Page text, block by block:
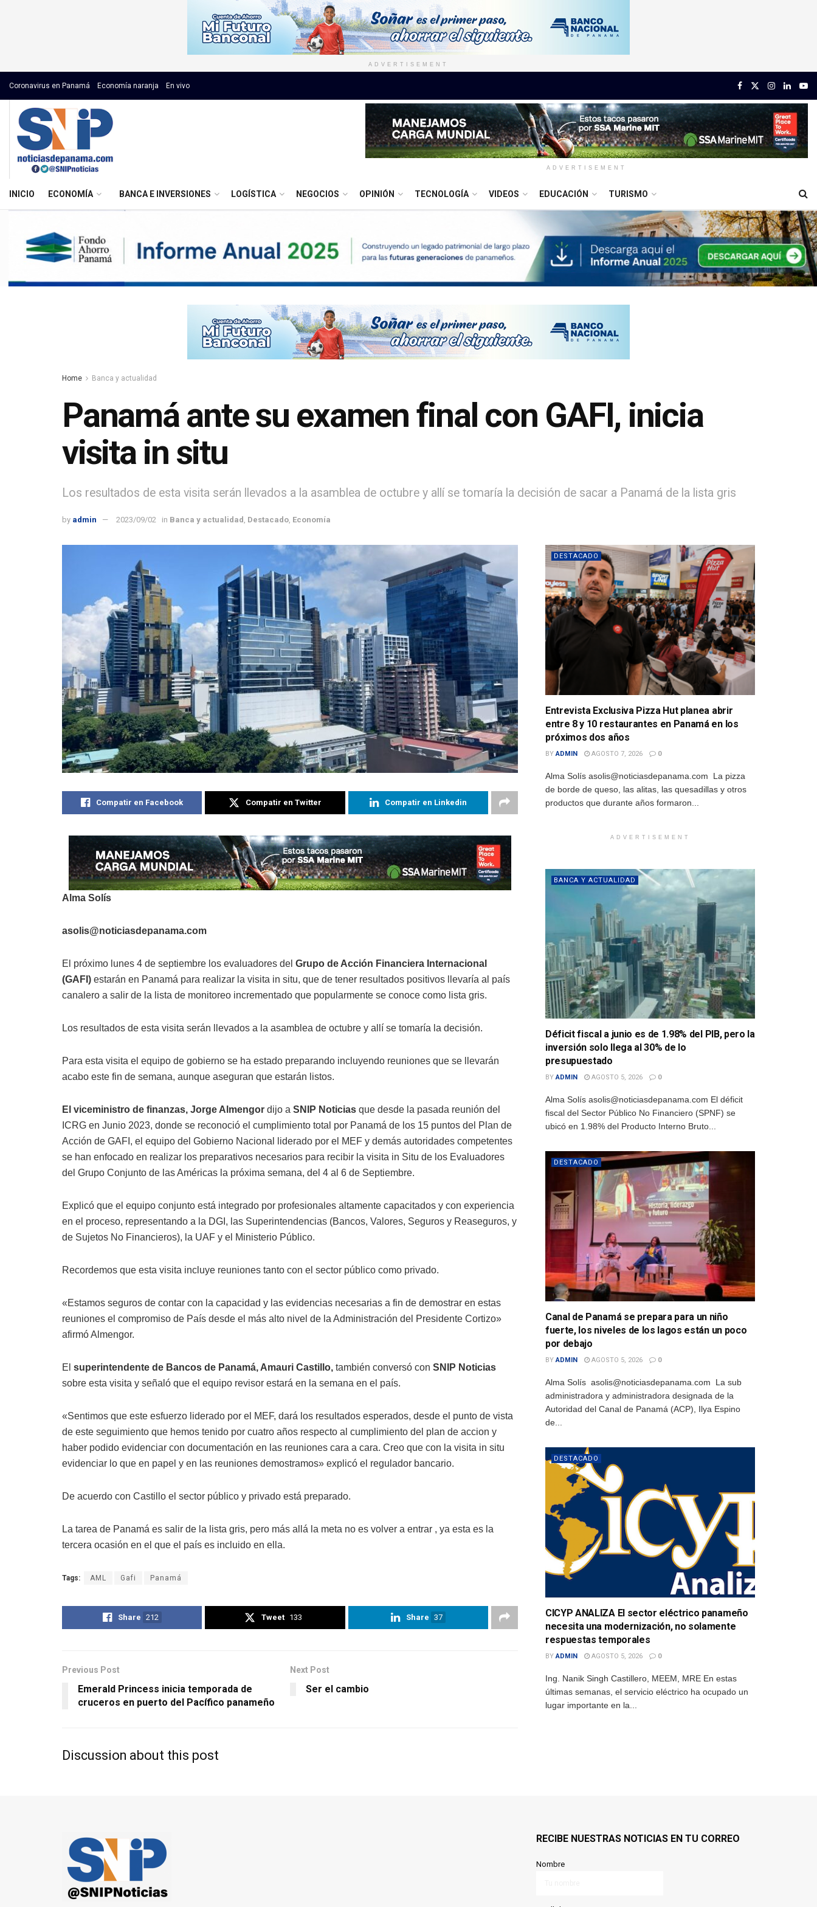
ADVERTISEMENT
Coronavirus en Panamá Economía naranja En vivo
ADVERTISEMENT
INICIO ECONOMÍA BANCA E INVERSIONES LOGÍSTICA NEGOCIOS OPINIÓN TECNOLOGÍA VIDEOS EDUCACIÓN TURISMO
Home Banca y actualidad
Panamá ante su examen final con GAFI, inicia
visita in situ
Los resultados de esta visita serán llevados a la asamblea de octubre y allí se tomaría la decisión de sacar a Panamá de la lista gris
by admin 2023/09/02 in Banca y actualidad Destacado Economía
Compatir en Facebook Compatir en Twitter Compatir en Linkedin
Alma Solís
asolis@noticiasdepanama.com
El próximo lunes 4 de septiembre los evaluadores del Grupo de Acción Financiera Internacional
(GAFI) estarán en Panamá para realizar la visita in situ, que de tener resultados positivos llevaría al país
canalero a salir de la lista de monitoreo incrementado que popularmente se conoce como lista gris.
Los resultados de esta visita serán llevados a la asamblea de octubre y allí se tomaría la decisión.
Para esta visita el equipo de gobierno se ha estado preparando incluyendo reuniones que se llevarán
acabo este fin de semana, aunque aseguran que estarán listos.
El viceministro de finanzas, Jorge Almengor dijo a SNIP Noticias que desde la pasada reunión del
ICRG en Junio 2023, donde se reconoció el cumplimiento total por Panamá de los 15 puntos del Plan de
Acción de GAFI, el equipo del Gobierno Nacional liderado por el MEF y demás autoridades competentes
se han enfocado en realizar los preparativos necesarios para recibir la visita in Situ de los Evaluadores
del Grupo Conjunto de las Américas la próxima semana, del 4 al 6 de Septiembre.
Explicó que el equipo conjunto está integrado por profesionales altamente capacitados y con experiencia
en el proceso, representando a la DGI, las Superintendencias (Bancos, Valores, Seguros y Reaseguros, y
de Sujetos No Financieros), la UAF y el Ministerio Público.
Recordemos que esta visita incluye reuniones tanto con el sector público como privado.
«Estamos seguros de contar con la capacidad y las evidencias necesarias a fin de demostrar en estas
reuniones el compromiso de País desde el más alto nivel de la Administración del Presidente Cortizo»
afirmó Almengor.
El superintendente de Bancos de Panamá, Amauri Castillo, también conversó con SNIP Noticias
sobre esta visita y señaló que el equipo revisor estará en la semana en el país.
«Sentimos que este esfuerzo liderado por el MEF, dará los resultados esperados, desde el punto de vista
de este seguimiento que hemos tenido por cuatro años respecto al cumplimiento del plan de accion y
haber podido evidenciar con documentación en las reuniones cara a cara. Creo que con la visita in situ
evidenciar lo que en papel y en las reuniones demostramos» explicó el regulador bancario.
De acuerdo con Castillo el sector público y privado está preparado.
La tarea de Panamá es salir de la lista gris, pero más allá la meta no es volver a entrar , ya esta es la
tercera ocasión en el que el país es incluido en ella.
Tags: AML Gafi Panamá
Share 212 Tweet 133 Share 37
Previous Post
Emerald Princess inicia temporada de
cruceros en puerto del Pacífico panameño
Next Post
Ser el cambio
Discussion about this post
DESTACADO
Entrevista Exclusiva Pizza Hut planea abrir
entre 8 y 10 restaurantes en Panamá en los
próximos dos años
BY ADMIN AGOSTO 7, 2026 0
Alma Solís asolis@noticiasdepanama.com La pizza
de borde de queso, las alitas, las quesadillas y otros
productos que durante años formaron...
ADVERTISEMENT
BANCA Y ACTUALIDAD
Déficit fiscal a junio es de 1.98% del PIB, pero la
inversión solo llega al 30% de lo
presupuestado
BY ADMIN AGOSTO 5, 2026 0
Alma Solís asolis@noticiasdepanama.com El déficit
fiscal del Sector Público No Financiero (SPNF) se
ubicó en 1.98% del Producto Interno Bruto...
DESTACADO
Canal de Panamá se prepara para un niño
fuerte, los niveles de los lagos están un poco
por debajo
BY ADMIN AGOSTO 5, 2026 0
Alma Solís asolis@noticiasdepanama.com La sub
administradora y administradora designada de la
Autoridad del Canal de Panamá (ACP), Ilya Espino
de...
DESTACADO
CICYP ANALIZA El sector eléctrico panameño
necesita una modernización, no solamente
respuestas temporales
BY ADMIN AGOSTO 5, 2026 0
Ing. Nanik Singh Castillero, MEEM, MRE En estas
últimas semanas, el servicio eléctrico ha ocupado un
lugar importante en la...
RECIBE NUESTRAS NOTICIAS EN TU CORREO
Nombre